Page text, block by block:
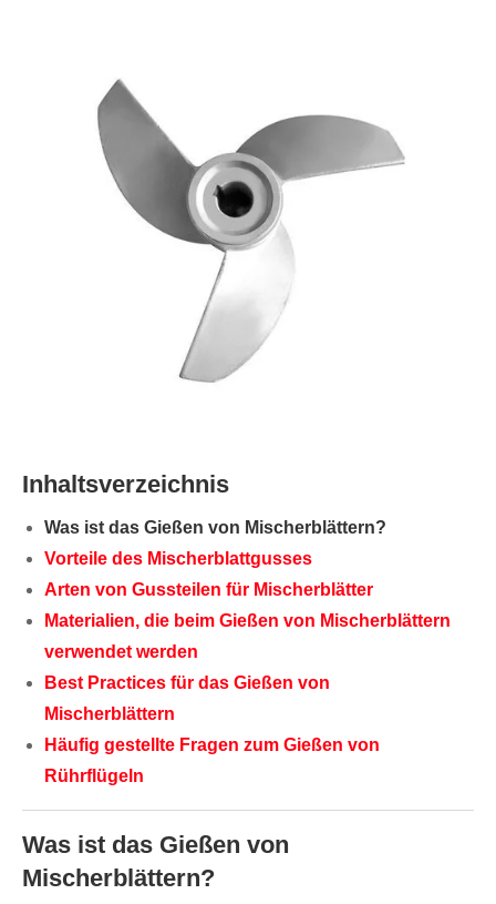
Inhaltsverzeichnis
Was ist das Gießen von Mischerblättern?
Vorteile des Mischerblattgusses
Arten von Gussteilen für Mischerblätter
Materialien, die beim Gießen von Mischerblättern
verwendet werden
Best Practices für das Gießen von
Mischerblättern
Häufig gestellte Fragen zum Gießen von
Rührflügeln
Was ist das Gießen von
Mischerblättern?